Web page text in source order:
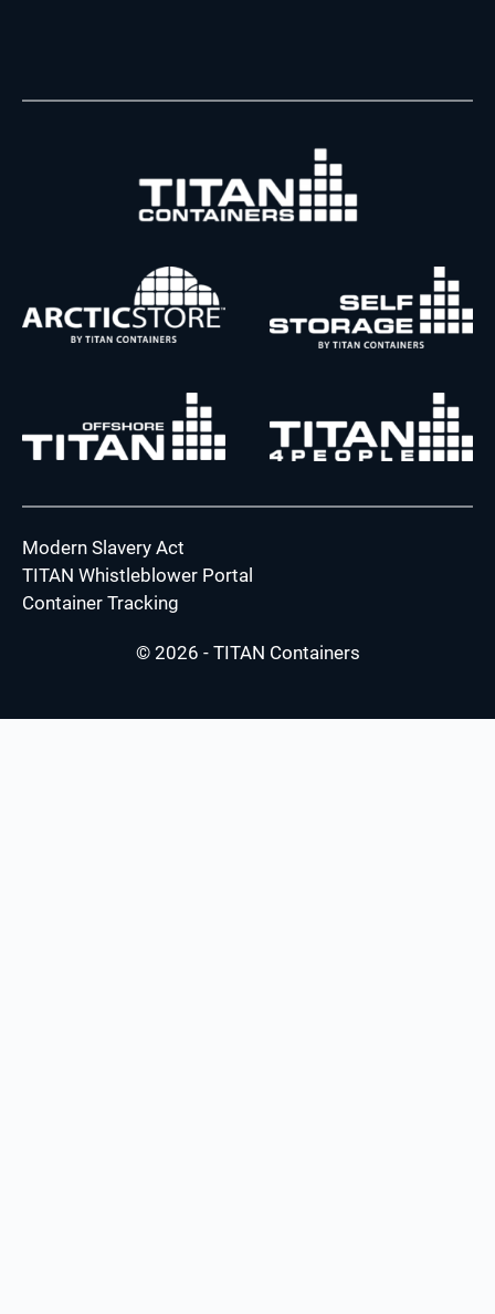
Modern Slavery Act
TITAN Whistleblower Portal
Container Tracking
© 2026 - TITAN Containers